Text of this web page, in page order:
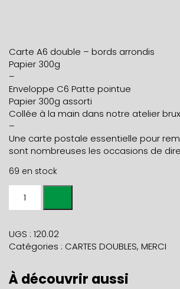
Carte A6 double – bords arrondis
Papier 300g
–
Enveloppe C6 Patte pointue
Papier 300g assorti
Collée à la main dans notre atelier
–
Une carte postale essentielle pour
sont nombreuses les occasions de
69 en stock
MERCI
MERCI
+
UGS : 120.02
Catégories : CARTES DOUBLES, MERCI
À découvrir aussi